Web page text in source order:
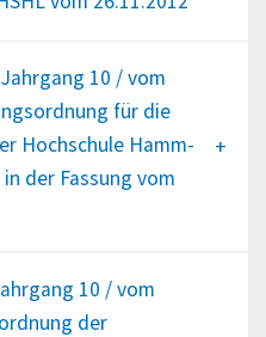
10 / vom
für die
Hochschule Hamm-
der Fassung vom
10 / vom
der